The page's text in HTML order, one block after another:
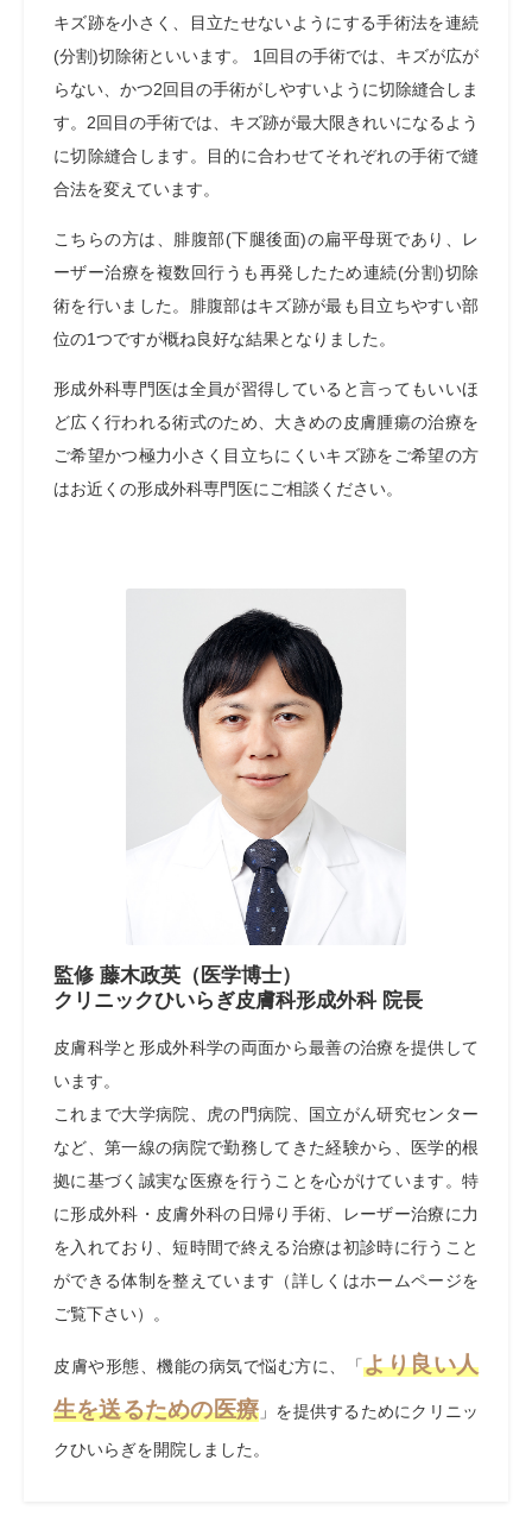
キズ跡を小さく、目立たせないようにする手術法を連続
(分割)切除術といいます。 1回目の手術では、キズが広が
らない、かつ2回目の手術がしやすいように切除縫合しま
す。2回目の手術では、キズ跡が最大限きれいになるよう
に切除縫合します。目的に合わせてそれぞれの手術で縫
合法を変えています。
こちらの方は、腓腹部(下腿後面)の扁平母斑であり、レ
ーザー治療を複数回行うも再発したため連続(分割)切除
術を行いました。腓腹部はキズ跡が最も目立ちやすい部
位の1つですが概ね良好な結果となりました。
形成外科専門医は全員が習得していると言ってもいいほ
ど広く行われる術式のため、大きめの皮膚腫瘍の治療を
ご希望かつ極力小さく目立ちにくいキズ跡をご希望の方
はお近くの形成外科専門医にご相談ください。
監修 藤木政英（医学博士）
クリニックひいらぎ皮膚科形成外科 院長
皮膚科学と形成外科学の両面から最善の治療を提供して
います。
これまで大学病院、虎の門病院、国立がん研究センター
など、第一線の病院で勤務してきた経験から、医学的根
拠に基づく誠実な医療を行うことを心がけています。特
に形成外科・皮膚外科の日帰り手術、レーザー治療に力
を入れており、短時間で終える治療は初診時に行うこと
ができる体制を整えています（詳しくはホームページを
ご覧下さい）。
皮膚や形態、機能の病気で悩む方に、「より良い人
生を送るための医療 」を提供するためにクリニッ
クひいらぎを開院しました。